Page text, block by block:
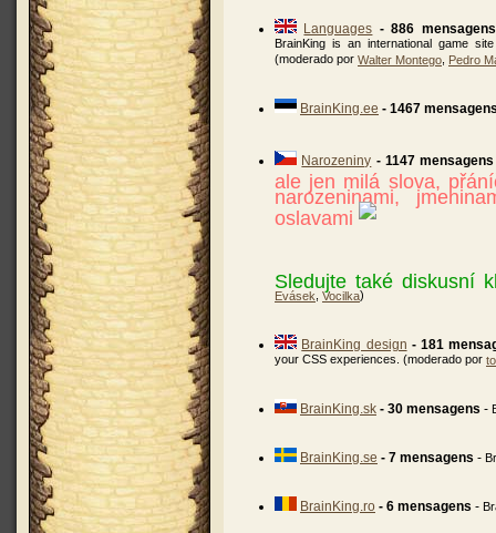
Languages - 886 mensagens
BrainKing is an international game
(moderado por Walter Montego, Pedro
BrainKing.ee - 1467
Narozeniny - 1147 mensagens
ale jen milá slova,
narozeninami,
oslavami
Sledujte také diskusní
Evásek, Vocilka)
BrainKing design - 181
your CSS experiences. (moderado por
BrainKing.sk - 30 mensagens -
BrainKing.se - 7 mensagens -
BrainKing.ro - 6 mensagens -